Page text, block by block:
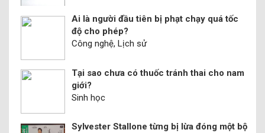
Ai là người đầu tiên bị phạt chạy quá tốc
độ cho phép?
Công nghệ, Lịch sử
Tại sao chưa có thuốc tránh thai cho nam
giới?
Sinh học
Sylvester Stallone từng bị lừa đóng một bộ